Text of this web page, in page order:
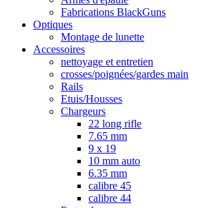
Fabrications BlackGuns
Optiques
Montage de lunette
Accessoires
nettoyage et entretien
crosses/poignées/gardes main
Rails
Etuis/Housses
Chargeurs
22 long rifle
7.65 mm
9 x 19
10 mm auto
6.35 mm
calibre 45
calibre 44